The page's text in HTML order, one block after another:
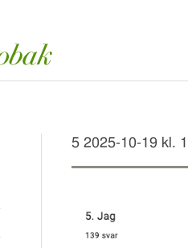
5 2025-10-19 kl.